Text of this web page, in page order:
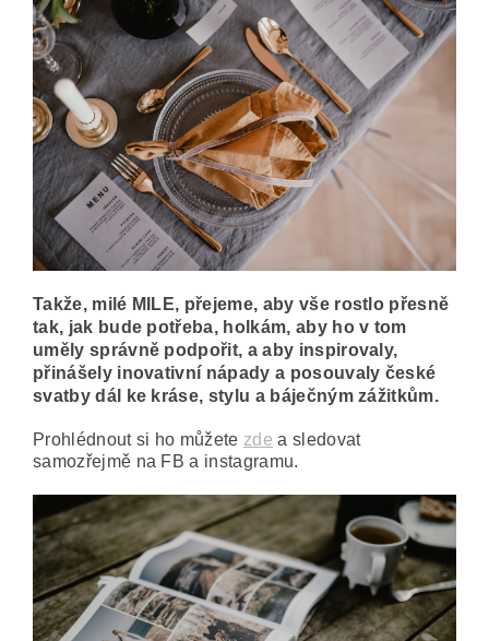
Takže, milé MILE, přejeme, aby vše rostlo přesně
tak, jak bude potřeba, holkám, aby ho v tom
uměly správně podpořit, a aby inspirovaly,
přinášely inovativní nápady a posouvaly české
svatby dál ke kráse, stylu a báječným zážitkům.
Prohlédnout si ho můžete zde a sledovat
samozřejmě na FB a instagramu.